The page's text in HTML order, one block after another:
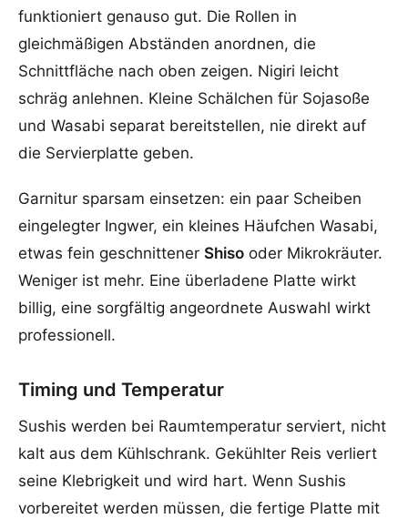
funktioniert genauso gut. Die Rollen in
gleichmäßigen Abständen anordnen, die
Schnittfläche nach oben zeigen. Nigiri leicht
schräg anlehnen. Kleine Schälchen für Sojasoße
und Wasabi separat bereitstellen, nie direkt auf
die Servierplatte geben.
Garnitur sparsam einsetzen: ein paar Scheiben
eingelegter Ingwer, ein kleines Häufchen Wasabi,
etwas fein geschnittener Shiso oder Mikrokräuter.
Weniger ist mehr. Eine überladene Platte wirkt
billig, eine sorgfältig angeordnete Auswahl wirkt
professionell.
Timing und Temperatur
Sushis werden bei Raumtemperatur serviert, nicht
kalt aus dem Kühlschrank. Gekühlter Reis verliert
seine Klebrigkeit und wird hart. Wenn Sushis
vorbereitet werden müssen, die fertige Platte mit